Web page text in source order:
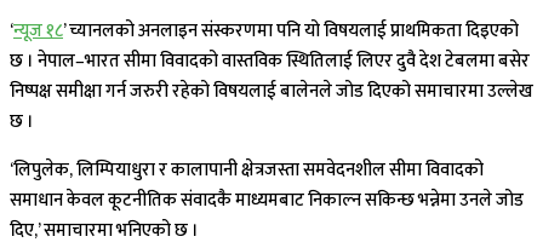
‘न्यूज १८’ च्यानलको अनलाइन संस्करणमा पनि यो विषयलाई प्राथमिकता दिइएको
छ । नेपाल–भारत सीमा विवादको वास्तविक स्थितिलाई लिएर दुवै देश टेबलमा बसेर
निष्पक्ष समीक्षा गर्न जरुरी रहेको विषयलाई बालेनले जोड दिएको समाचारमा उल्लेख
छ ।
‘लिपुलेक, लिम्पियाधुरा र कालापानी क्षेत्रजस्ता समवेदनशील सीमा विवादको
समाधान केवल कूटनीतिक संवादकै माध्यमबाट निकाल्न सकिन्छ भन्नेमा उनले जोड
दिए,’ समाचारमा भनिएको छ ।